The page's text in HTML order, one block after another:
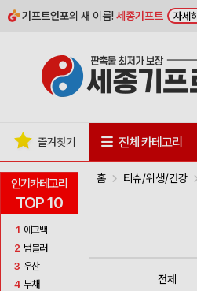
기프트인포의 새 이름!세종기프트 자세히
인기카테고리
TOP 10
1 에코백
2 텀블러
3 우산
4 부채
즐겨찾기 전체 카테고리
홈 티슈/위생/건강
전체